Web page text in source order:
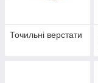
Точильні верстати